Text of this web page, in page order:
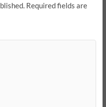
Required fields are